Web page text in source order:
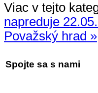
Viac v tejto
napreduje
Považský hrad »
Spojte sa s nami